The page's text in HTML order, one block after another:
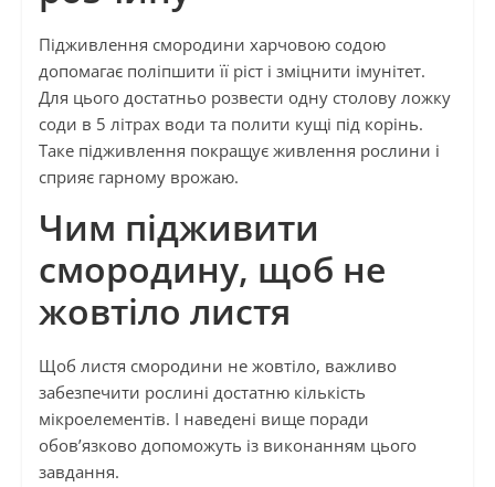
Підживлення смородини харчовою содою
допомагає поліпшити її ріст і зміцнити імунітет.
Для цього достатньо розвести одну столову ложку
соди в 5 літрах води та полити кущі під корінь.
Таке підживлення покращує живлення рослини і
сприяє гарному врожаю.
Чим підживити
смородину, щоб не
жовтіло листя
Щоб листя смородини не жовтіло, важливо
забезпечити рослині достатню кількість
мікроелементів. І наведені вище поради
обов’язково допоможуть із виконанням цього
завдання.